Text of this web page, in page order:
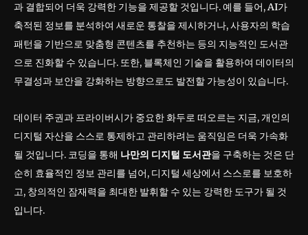
과 결합되어 더욱 강력한 기능을 제공할 것입니다. 예를 들어, AI가
축적된 정보를 분석하여 새로운 통찰을 제시하거나, 사용자의 학습
패턴을 기반으로 맞춤형 콘텐츠를 추천하는 등의 지능적인 도서관
으로 진화할 수 있습니다. 또한, 블록체인 기술을 활용하여 데이터의
무결성과 보안을 강화하는 방향으로도 발전할 가능성이 있습니다.
데이터 주권과 프라이버시가 중요한 화두로 떠오르는 지금, 개인의
디지털 자산을 스스로 통제하고 관리하려는 움직임은 더욱 가속화
될 것입니다. 코딩을 통해 나만의 디지털 도서관을 구축하는 것은 단
순히 효율적인 정보 관리를 넘어, 디지털 세상에서 스스로를 보호하
고, 창의적인 잠재력을 최대한 발휘할 수 있는 강력한 도구가 될 것
입니다.